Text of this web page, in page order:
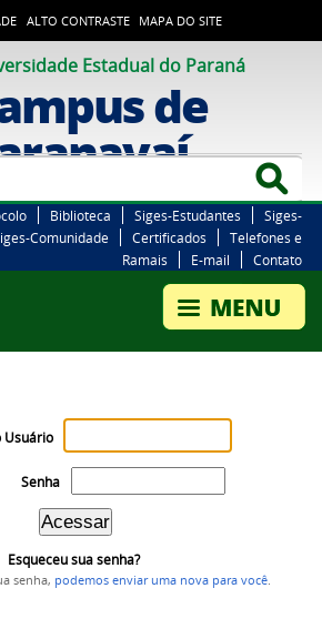
ALTO CONTRASTE MAPA DO SITE
Estadual do Paraná
de
Biblioteca Siges-Estudantes
Siges-
Comunidade Certificados
Telefones e
Ramais
E-mail Contato
Usuário
Senha
Esqueceu sua senha?
senha, podemos enviar uma nova para você